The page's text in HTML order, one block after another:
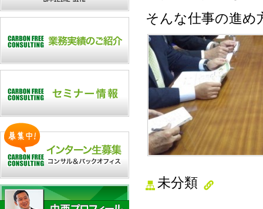
そんな仕事の進め
未分類